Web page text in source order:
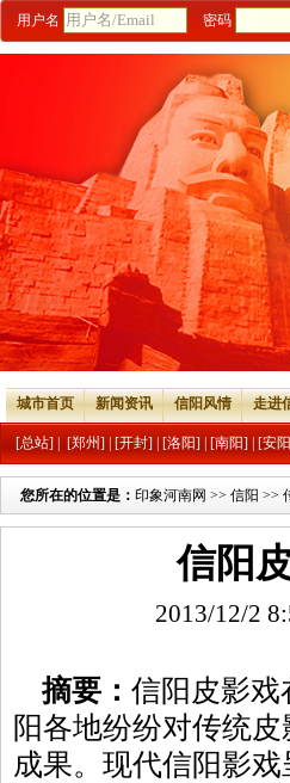
用户名 密码
城市首页 新闻资讯 信阳风情 走进
[总站] [郑州] [开封] [洛阳] [南阳] [安
您所在的位置是： 印象河南网 >> 信阳 >>
信阳
2013/12/2
摘要： 信阳皮影戏
阳各地纷纷对传统
成果。现代信阳影